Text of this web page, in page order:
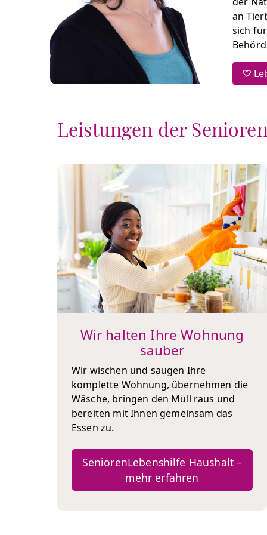
an
sich
♡
Leistungen der
Wir halten Ihre Wohnung
sauber
Wir wischen und saugen Ihre
komplette Wohnung, übernehmen die
Wäsche, bringen den Müll raus und
bereiten mit Ihnen gemeinsam das
Essen zu.
SeniorenLebenshilfe Haushalt –
mehr erfahren